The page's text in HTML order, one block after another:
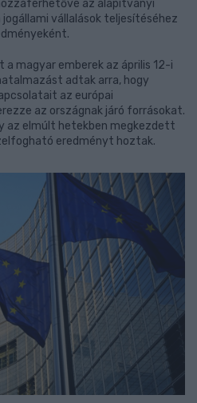
az alapítványi
vállalások teljesítéséhez
magyar emberek az április 12-i
adtak arra, hogy
az európai
az országnak járó forrásokat.
az elmúlt hetekben megkezdett
eredményt hoztak.